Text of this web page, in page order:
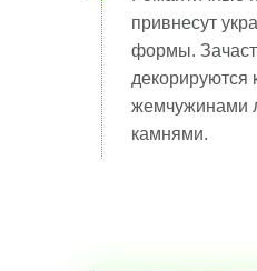
привнесут
формы.
декорируются
жемчужинами
камнями.